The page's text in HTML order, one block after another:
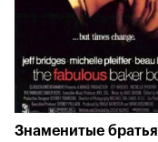
Знаменитые братья